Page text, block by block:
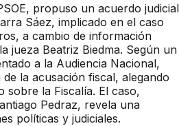
propuso un acuerdo judicial
Sáez, implicado en el caso
a cambio de información
jueza Beatriz Biedma. Según un
a la Audiencia Nacional,
la acusación fiscal, alegando
sobre la Fiscalía. El caso,
Pedraz, revela una
políticas y judiciales.